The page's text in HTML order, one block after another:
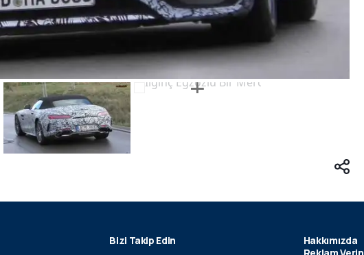
Bizi Takip Edin
Hakkımızda